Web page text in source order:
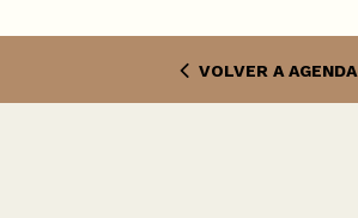
VOLVER A AGENDA